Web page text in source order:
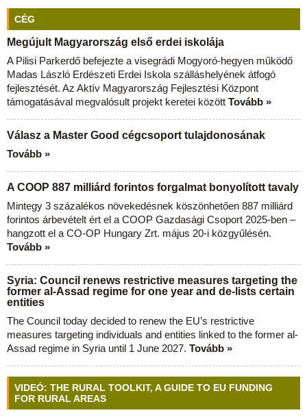
CÉG
Megújult Magyarország első erdei iskolája
A Pilisi Parkerdő befejezte a visegrádi Mogyoró-hegyen működő
Madas László Erdészeti Erdei Iskola szálláshelyének átfogó
fejlesztését. Az Aktív Magyarország Fejlesztési Központ
támogatásával megvalósult projekt keretei között Tovább »
Válasz a Master Good cégcsoport tulajdonosának
Tovább »
A COOP 887 milliárd forintos forgalmat bonyolított tavaly
Mintegy 3 százalékos növekedésnek köszönhetően 887 milliárd
forintos árbevételt ért el a COOP Gazdasági Csoport 2025-ben –
hangzott el a CO-OP Hungary Zrt. május 20-i közgyűlésén.
Tovább »
Syria: Council renews restrictive measures targeting the
former al-Assad regime for one year and de-lists certain
entities
The Council today decided to renew the EU’s restrictive
measures targeting individuals and entities linked to the former al-
Assad regime in Syria until 1 June 2027. Tovább »
VIDEÓ: THE RURAL TOOLKIT, A GUIDE TO EU FUNDING
FOR RURAL AREAS